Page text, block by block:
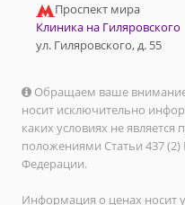
Проспект мира
Клиника на Гиляровского
ул. Гиляровского, д. 55
Обращаем ваше внимание
носит исключительно
каких условиях не
положениями Статьи 437 (2)
Федерации.
Информация о ценах носит